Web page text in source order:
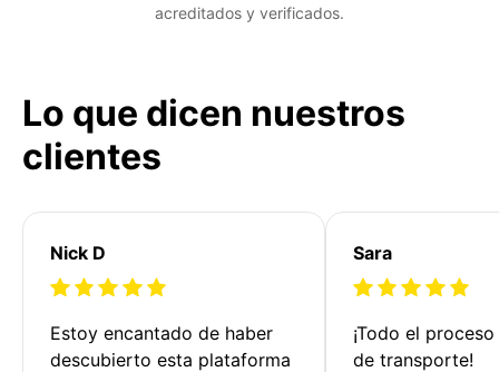
acreditados y verificados.
Lo que dicen nuestros
clientes
Nick D
Estoy encantado de haber
descubierto esta plataforma
Sara
¡Todo el
de transporte!